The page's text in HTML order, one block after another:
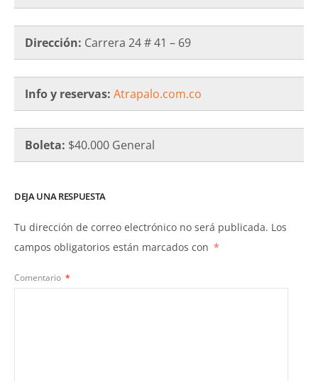
Dirección: Carrera 24 # 41 – 69
Info y reservas: Atrapalo.com.co
Boleta: $40.000 General
DEJA UNA RESPUESTA
Tu dirección de correo electrónico no será publicada. Los
campos obligatorios están marcados con *
Comentario *